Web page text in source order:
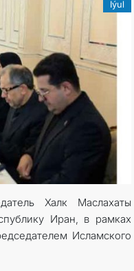
Iýul
Халк Маслахаты
Иран, в рамках
Исламского